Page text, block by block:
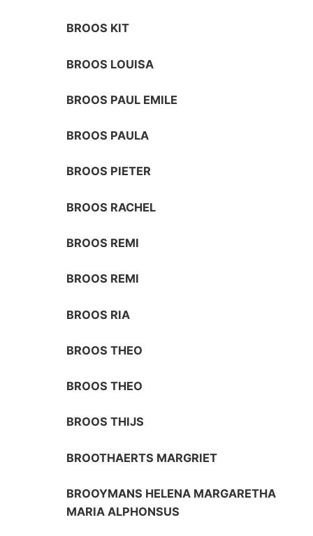
BROOS KIT
BROOS LOUISA
BROOS PAUL EMILE
BROOS PAULA
BROOS PIETER
BROOS RACHEL
BROOS REMI
BROOS REMI
BROOS RIA
BROOS THEO
BROOS THEO
BROOS THIJS
BROOTHAERTS MARGRIET
BROOYMANS HELENA MARGARETHA
MARIA ALPHONSUS